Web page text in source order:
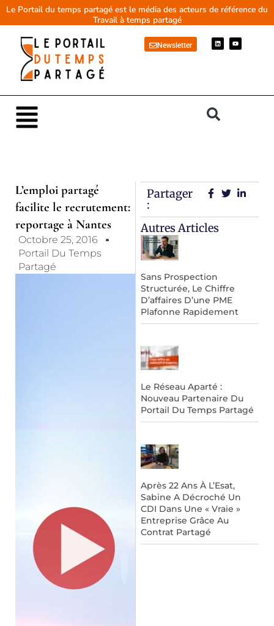
AllerLe Portail du temps partagé est le média des acteurs de référence du
Travail à temps partagé
Newsletter
L
i
n
Y
o
u
Main
Menu
L’emploi partagé
facilite le recrutement:
reportage à Nantes
Octobre 25, 2016
Portail Du Temps
Partagé
Partager
:
Autres Articles
Sans Prospection
Structurée, Le Chiffre
D’affaires D’une PME
Plafonne Rapidement
Le Réseau Aparté :
Nouveau Partenaire Du
Portail Du Temps Partagé
Après 22 Ans À L’Esat,
Sabine A Décroché Un
CDI Dans Une « Vraie »
Entreprise Grâce Au
Contrat Partagé